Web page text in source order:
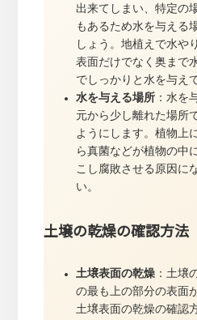
出来てしまい、特定の
もあるため水を与える
しょう。地植えで水や
表面だけでなく奥まで
でしっかりと水を与え
水を与える場所：水を
元から少し離れた場所
ようにします。植物上
ら真菌などが植物の中
こし腐敗させる原因に
い。
土壌の乾燥の確認方法
土壌表面の乾燥：土壌
の最も上の部分の表面
土壌表面の乾燥の確認